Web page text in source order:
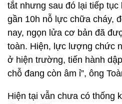
tắt nhưng sau đó lại tiếp
gần 10h nỗ lực chữa cháy,
nay, ngọn lửa cơ bản đã
toàn. Hiện, lực lượng chức
ở hiện trường, tiến hành
chỗ đang còn âm ỉ”, ông
Hiện tại vẫn chưa có thống